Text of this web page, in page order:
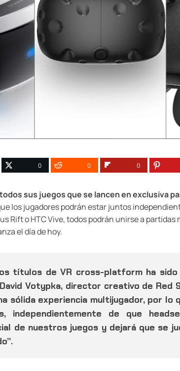
0 0 0
todos sus juegos que se lancen en exclusiva
los jugadores podrán estar juntos
Rift o HTC Vive, todos podrán unirse a
el día de hoy.
títulos de VR cross-platform ha
Votypka, director creativo de Red
sólida experiencia multijugador, por lo
independientemente de que
de nuestros juegos y dejará que se